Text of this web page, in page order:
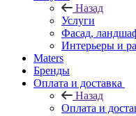
Назад
Услуги
Фасад,
Интерьеры и
Maters
Бренды
Оплата и доставка
Назад
Оплата и